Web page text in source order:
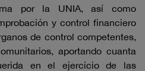
por la UNIA, así como
y control financiero
de control competentes,
aportando cuanta
en el ejercicio de las